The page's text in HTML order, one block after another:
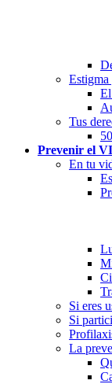
Tus
Prevenir el
En tu
Si eres
Si
La